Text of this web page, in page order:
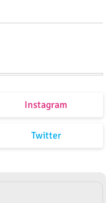
Instagram
Twitter